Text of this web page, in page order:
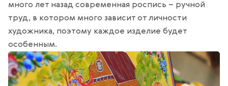
много лет назад современная роспись – ручной
труд, в котором много зависит от личности
художника, поэтому каждое изделие будет
особенным.